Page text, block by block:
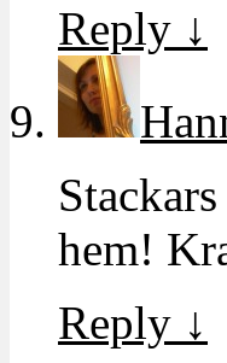
Reply ↓
hem!
Reply ↓